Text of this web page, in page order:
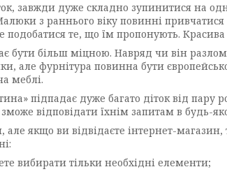
завжди дуже складно зупинитися на
з раннього віку повинні
подобатися те, що їм пропонують. Красива
бути більш міцною. Навряд чи він
але фурнітура повинна бути
меблі.
підпадає дуже багато діток від
відповідати їхнім запитам в будь-
але якщо ви відвідаєте інтернет-
вибирати тільки необхідні елементи;